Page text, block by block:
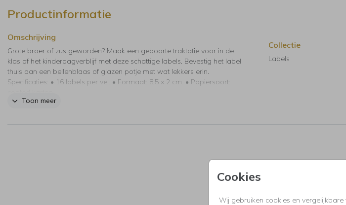
Cookies
Wij gebruiken cookies en
Productinformatie
Omschrijving
Grote broer of zus geworden? Maak een geboorte traktatie voor in de
klas of het kinderdagverblijf met deze schattige labels. Bevestig het label
thuis aan een bellenblaas of glazen potje met wat lekkers erin.
Specificaties: • 16 labels per vel. • Formaat: 8,5 x 2 cm. • Papiersoort:
Toon meer
Collectie
Labels